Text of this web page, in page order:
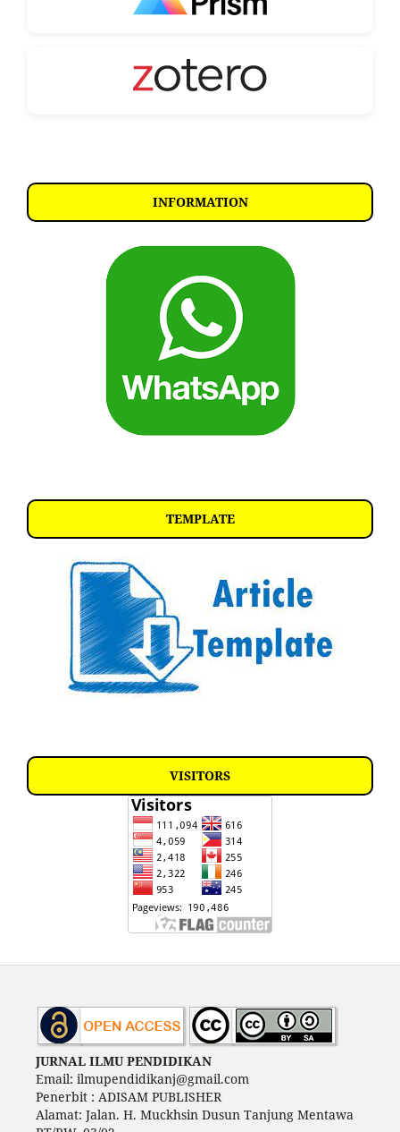
INFORMATION
TEMPLATE
VISITORS
JURNAL ILMU PENDIDIKAN
Email: ilmupendidikanj@gmail.com
Penerbit : ADISAM PUBLISHER
Alamat: Jalan. H. Muckhsin Dusun Tanjung Mentawa